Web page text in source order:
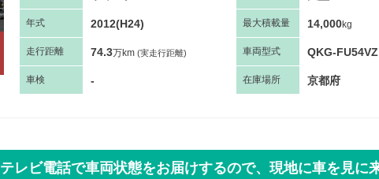
年式 2012(H24) 最大積載量 14,000kg
走行距離 74.3万km (実走行距離) 車両型式 QKG-FU54VZ
車検 - 在庫場所 京都府
テレビ電話で車両状態をお届けするので、 現地に車を見に